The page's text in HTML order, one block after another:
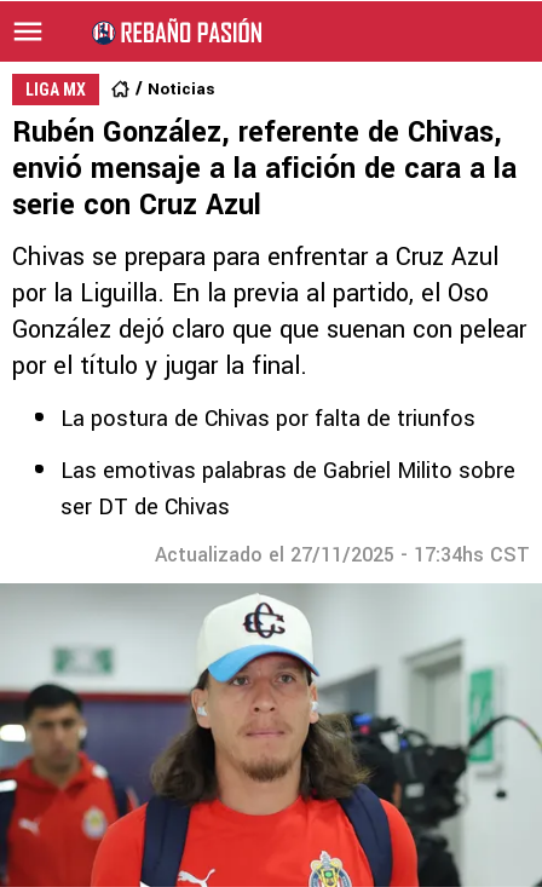
LIGA MX Noticias
Rubén González, referente de Chivas,
envió mensaje a la afición de cara a la
serie con Cruz Azul
Chivas se prepara para enfrentar a Cruz Azul
por la Liguilla. En la previa al partido, el Oso
González dejó claro que que suenan con pelear
por el título y jugar la final.
La postura de Chivas por falta de triunfos
Las emotivas palabras de Gabriel Milito sobre
ser DT de Chivas
Actualizado el 27/11/2025 - 17:34hs CST